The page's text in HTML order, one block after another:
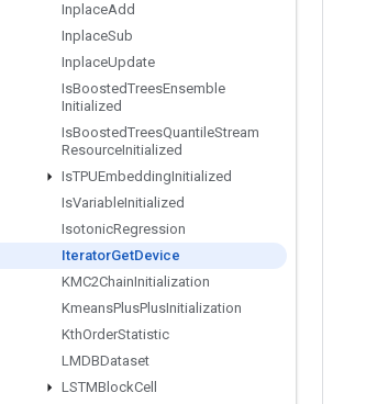
InplaceAdd
InplaceSub
InplaceUpdate
IsBoostedTreesEnsemble
Initialized
IsBoostedTreesQuantileStream
ResourceInitialized
IsTPUEmbeddingInitialized
IsVariableInitialized
IsotonicRegression
IteratorGetDevice
KMC2ChainInitialization
KmeansPlusPlusInitialization
KthOrderStatistic
LMDBDataset
LSTMBlockCell